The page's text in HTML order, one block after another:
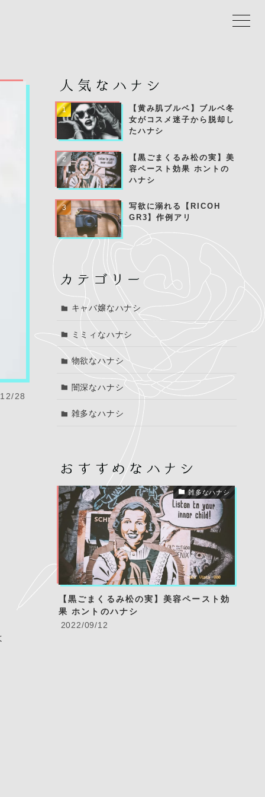
28
【黄み肌ブルベ】 ブルベ冬
女がコスメ迷子から脱却し
たハナシ
【黒ごまくるみ松の実】美
容ペースト効果 ホントの
ハナシ
写欲に溺れる
【RICOH
GR3】作例アリ
キャバ嬢なハナシ
ミミィなハナシ
物欲なハナシ
闇深なハナシ
雑多なハナシ
雑多なハナシ
【黒ごまくるみ松の実】美容ペースト効
果 ホントのハナシ
2022/09/12
夜に潜む妖怪